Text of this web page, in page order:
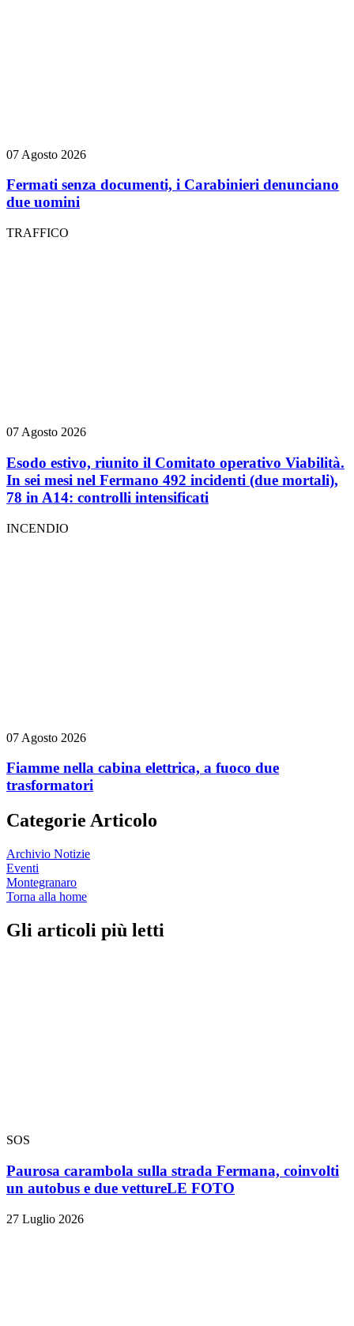
07 Agosto 2026
Fermati senza documenti, i Carabinieri denunciano
due uomini
TRAFFICO
07 Agosto 2026
Esodo estivo, riunito il Comitato operativo Viabilità.
In sei mesi nel Fermano 492 incidenti (due mortali),
78 in A14: controlli intensificati
INCENDIO
07 Agosto 2026
Fiamme nella cabina elettrica, a fuoco due
trasformatori
Categorie Articolo
Archivio Notizie
Eventi
Montegranaro
Torna alla home
Gli articoli più letti
SOS
Paurosa carambola sulla strada Fermana, coinvolti
un autobus e due vettureLE FOTO
27 Luglio 2026